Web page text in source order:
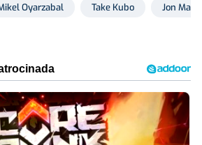
Oyarzabal Take Kubo Jon